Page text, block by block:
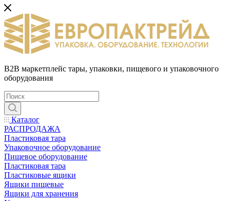
B2B маркетплейс тары, упаковки, пищевого и упаковочного
оборудования
Каталог
РАСПРОДАЖА
Пластиковая тара
Упаковочное оборудование
Пищевое оборудование
Пластиковая тара
Пластиковые ящики
Ящики пищевые
Ящики для хранения